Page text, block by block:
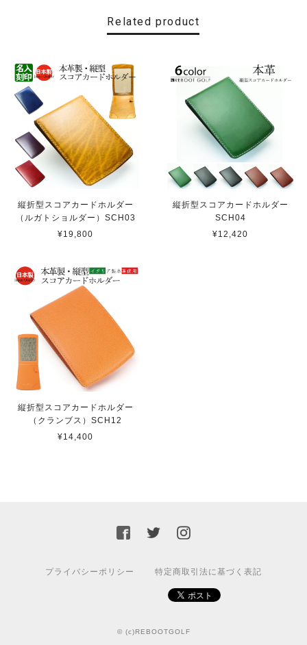
Related product
縦折型スコアカードホルダー
（ルガトショルダー）SCH03
¥19,800
縦折型スコアカードホルダー
SCH04
¥12,420
縦折型スコアカードホルダー
（クランブス）SCH12
¥14,400
プライバシーポリシー 特定商取引法に基づく表記
© (c)REBOOTGOLF